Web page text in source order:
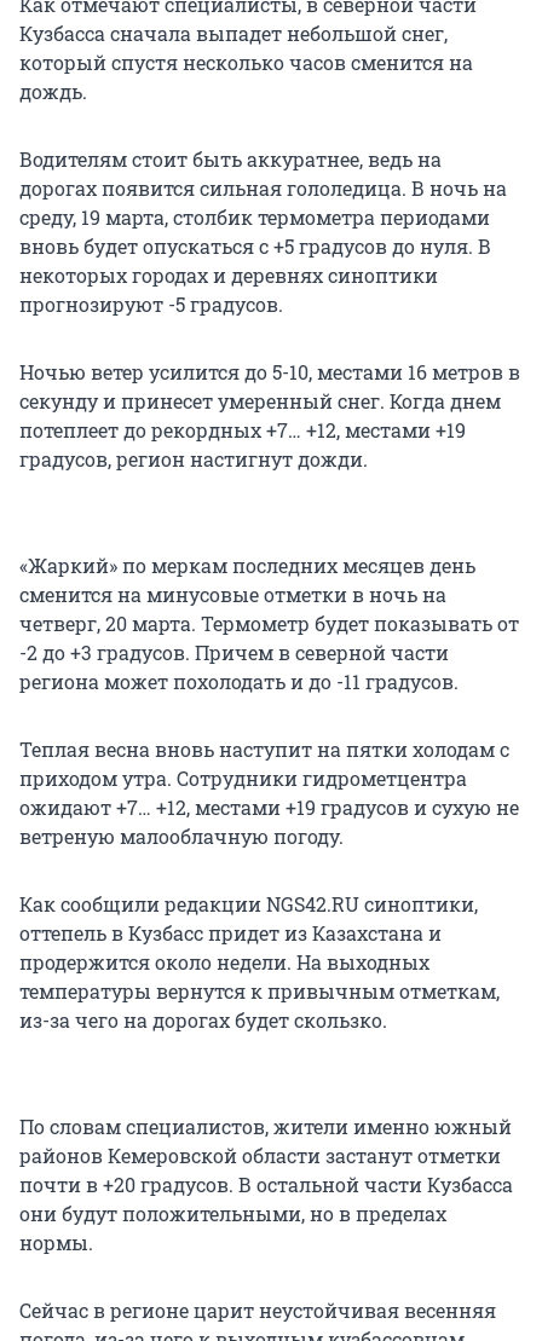
Кузбасса сначала выпадет небольшой снег,
который спустя несколько часов сменится на
дождь.
Водителям стоит быть аккуратнее, ведь на
дорогах появится сильная гололедица. В ночь на
среду, 19 марта, столбик термометра периодами
вновь будет опускаться с +5 градусов до нуля. В
некоторых городах и деревнях синоптики
прогнозируют -5 градусов.
Ночью ветер усилится до 5-10, местами 16 метров в
секунду и принесет умеренный снег. Когда днем
потеплеет до рекордных+7… +12, местами +19
градусов, регион настигнут дожди.
«Жаркий» по меркам последних месяцев день
сменится на минусовые отметки в ночь на
четверг,20 марта. Термометр будет показывать от
-2 до +3 градусов. Причем в северной части
региона может похолодать и до -11 градусов.
Теплая весна вновь наступит на пятки холодам с
приходом утра. Сотрудники гидрометцентра
ожидают+7… +12, местами +19 градусов и сухую не
ветреную малооблачную погоду.
Как сообщили редакции NGS42.RU синоптики,
оттепель в Кузбасс придет из Казахстана и
продержится около недели. На выходных
температуры вернутся к привычным отметкам,
из-за чего на дорогах будет скользко.
По словам специалистов, жители именно южный
районов Кемеровской области застанут отметки
почти в +20 градусов. В остальной части Кузбасса
они будут положительными, но в пределах
нормы.
Сейчас в регионе царит неустойчивая весенняя